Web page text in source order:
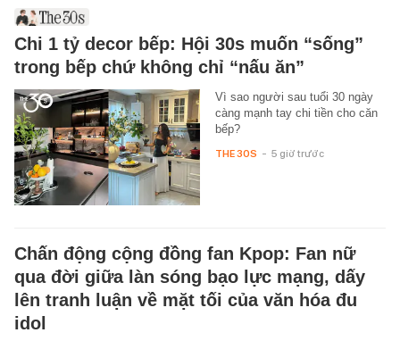
Chi 1 tỷ decor bếp: Hội 30s muốn “sống”
trong bếp chứ không chỉ “nấu ăn”
Vì sao người sau tuổi 30 ngày
càng mạnh tay chi tiền cho căn
bếp?
THE 30S - 5 giờ trước
Chấn động cộng đồng fan Kpop: Fan nữ
qua đời giữa làn sóng bạo lực mạng, dấy
lên tranh luận về mặt tối của văn hóa đu
idol